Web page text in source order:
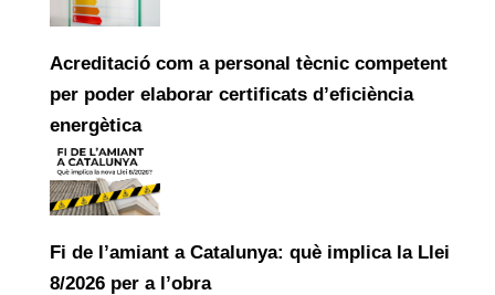
Acreditació com a personal tècnic competent
per poder elaborar certificats d’eficiència
energètica
Fi de l’amiant a Catalunya: què implica la Llei
8/2026 per a l’obra